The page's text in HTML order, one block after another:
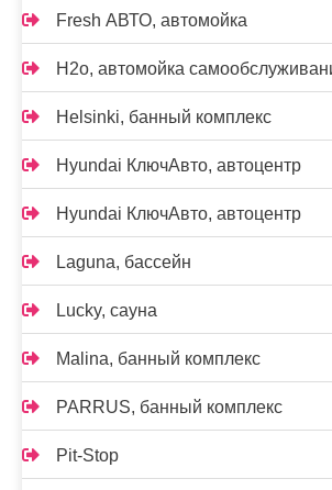
Fresh АВТО, автомойка
H2o, автомойка
Helsinki, банный комплекс
Hyundai КлючАвто, автоцентр
Hyundai КлючАвто, автоцентр
Laguna, бассейн
Lucky, сауна
Malina, банный комплекс
PARRUS, банный комплекс
Pit-Stop